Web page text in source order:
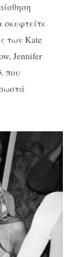
σκεφτείτε
των Kate
Jennifer
που